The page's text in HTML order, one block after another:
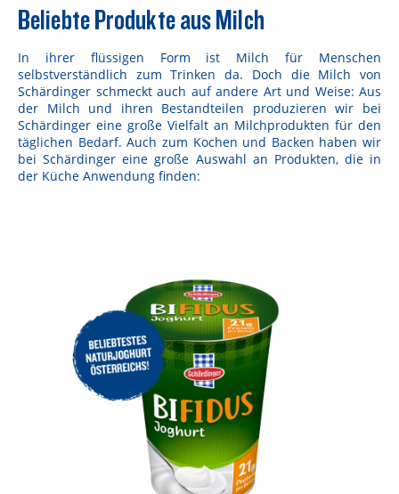
Beliebte Produkte aus Milch
In ihrer flüssigen Form ist Milch für Menschen
selbstverständlich zum Trinken da. Doch die Milch von
Schärdinger schmeckt auch auf andere Art und Weise: Aus
der Milch und ihren Bestandteilen produzieren wir bei
Schärdinger eine große Vielfalt an Milchprodukten für den
täglichen Bedarf. Auch zum Kochen und Backen haben wir
bei Schärdinger eine große Auswahl an Produkten, die in
der Küche Anwendung finden: